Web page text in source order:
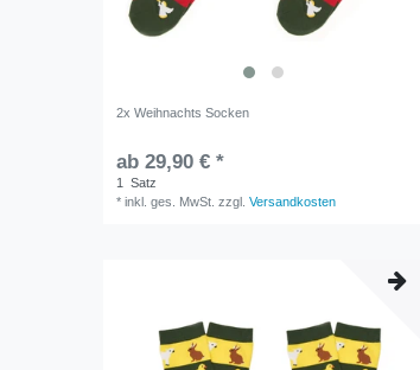
2x Weihnachts Socken
ab 29,90 € *
1
Satz
*inkl. ges. MwSt. zzgl.Versandkosten